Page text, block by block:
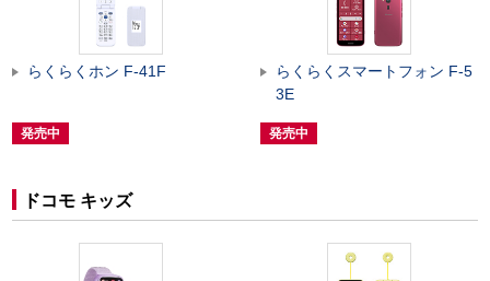
らくらくホン F-41F
発売中
らくらくスマートフォン F-5
3E
発売中
ドコモ キッズ